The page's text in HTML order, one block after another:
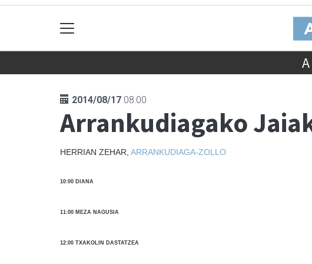
2014/08/17 08:00
Arrankudiagako
HERRIAN ZEHAR, ARRANKUDIAGA-ZOLLO
10:00 DIANA
11:00 MEZA NAGUSIA
12:00 TXAKOLIN DASTATZEA